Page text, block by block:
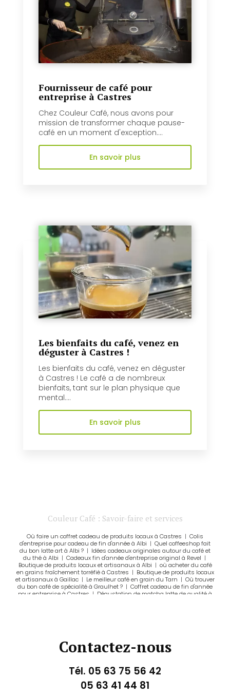
Fournisseur de café pour
entreprise à Castres
Chez Couleur Café, nous avons pour
mission de transformer chaque pause-
café en un moment d'exception....
En savoir plus
Les bienfaits du café, venez en
déguster à Castres !
Les bienfaits du café, venez en déguster
à Castres ! Le café a de nombreux
bienfaits, tant sur le plan physique que
mental....
En savoir plus
Couleur Café : Savoir-faire et services
Où faire un coffret cadeau de produits locaux à Castres | Colis
d'entreprise pour cadeau de fin d'année à Albi | Quel coffeeshop fait
du bon latte art à Albi ? | Idées cadeaux originales autour du café et
du thé à Albi | Cadeaux fin d'année d'entreprise original à Revel |
Boutique de produits locaux et artisanaux à Albi | où acheter du café
en grains fraîchement torréfié à Castres | Boutique de produits locaux
et artisanaux à Gaillac | Le meilleur café en grain du Tarn | Où trouver
du bon café de spécialité à Graulhet ? | Coffret cadeau de fin d'année
pour entreprise à Castres | Dégustation de matcha latte de qualité à
du thé à Castres|Boutique de produits locaux et artisanaux à
Où boire un très bon café à Castres|Où trouver un bon
Entreprise qui livre du café gratuitement à Graulhet
café de spécialité à Gaillac|Idées cadeaux originales autour du café
|Où trouver du bon café de spécialité à Lavaur ?
Coffret cadeau de découverte de café de spécialité à Albi
Contactez-nous
Tél. 05 63 75 56 42
05 63 41 44 81